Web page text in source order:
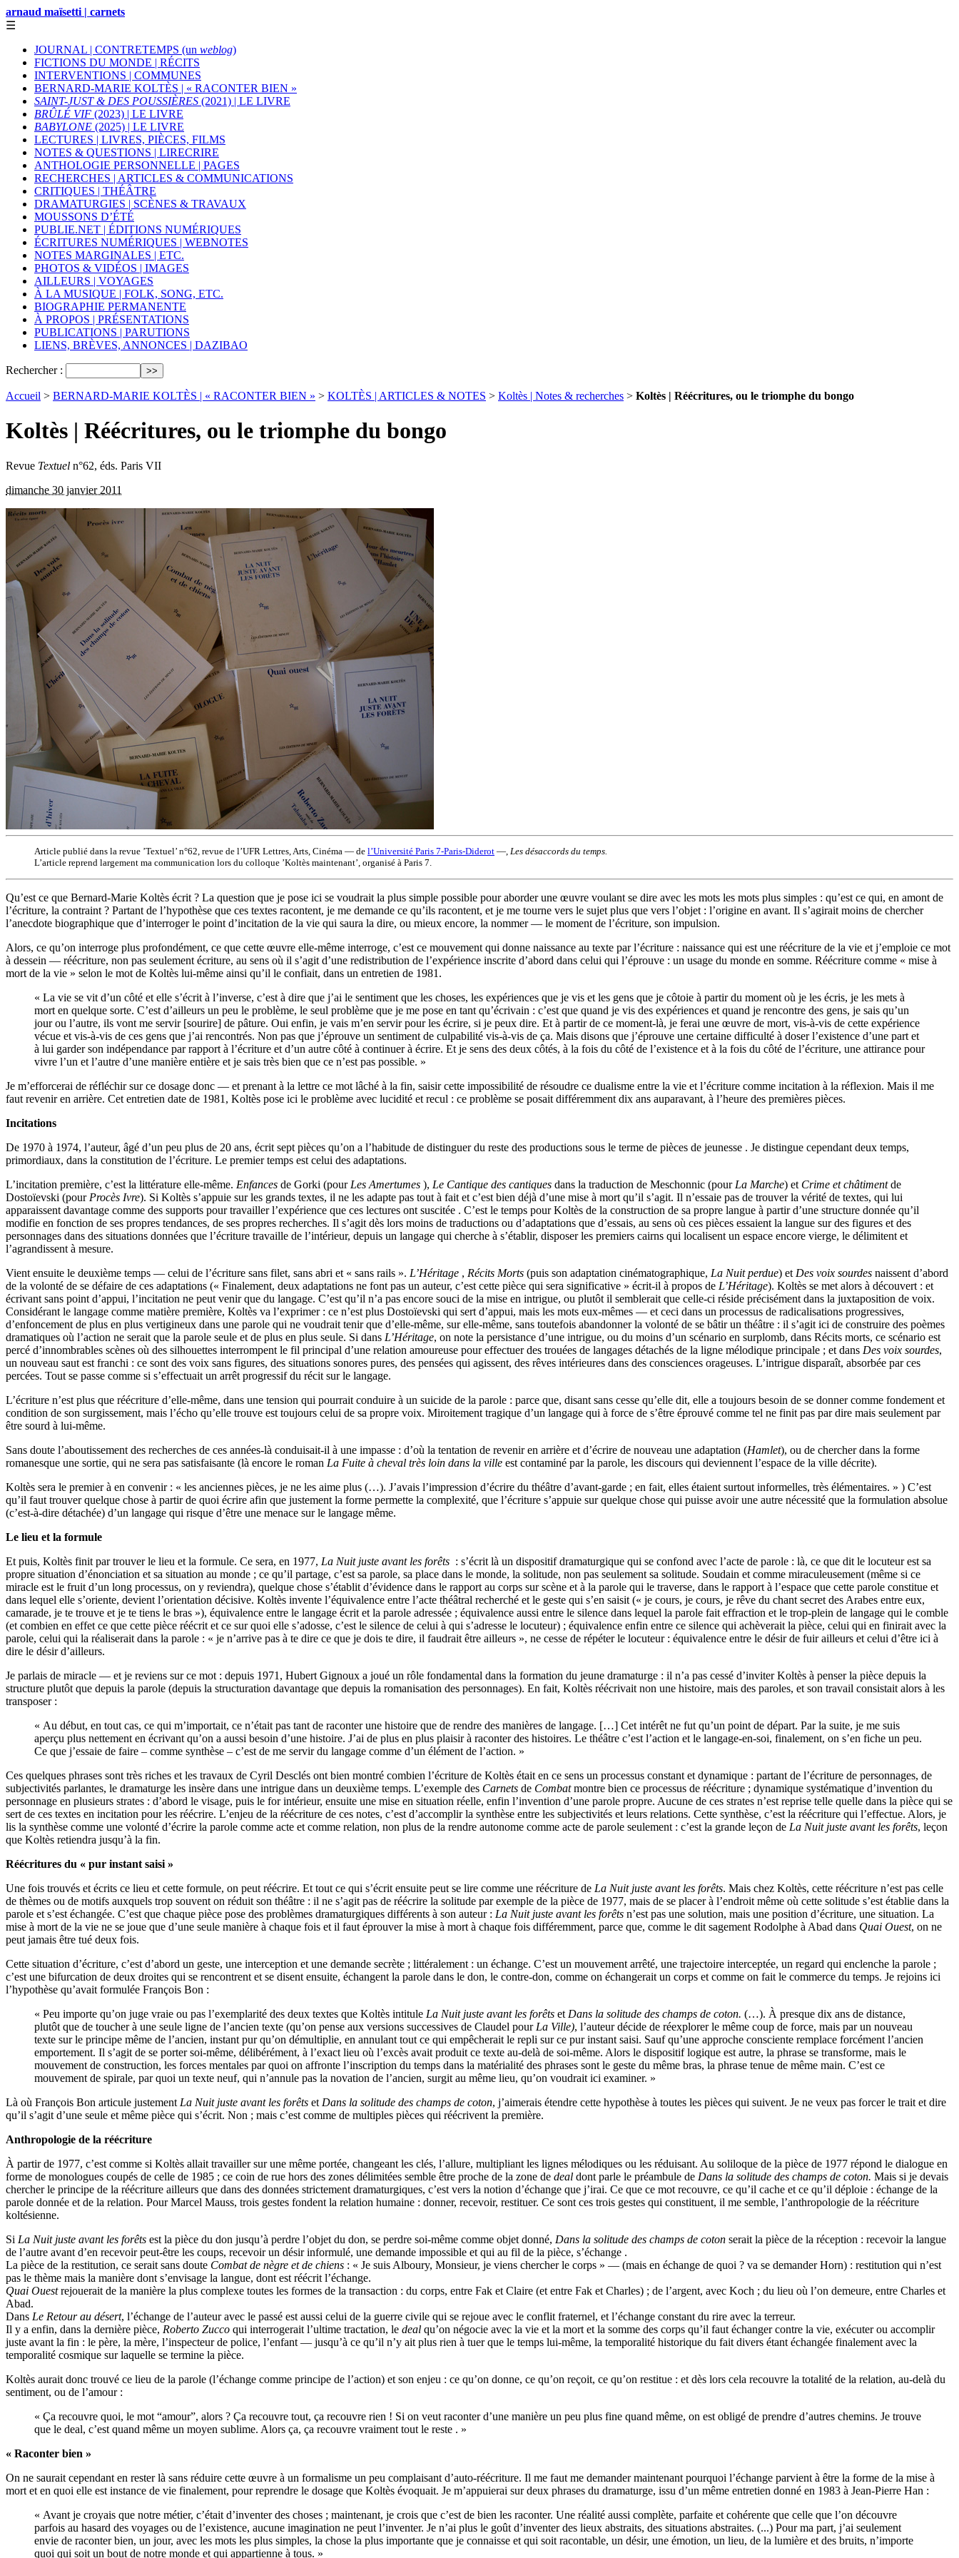
arnaud maïsetti | carnets
☰
JOURNAL | CONTRETEMPS (un weblog)
FICTIONS DU MONDE | RÉCITS
INTERVENTIONS | COMMUNES
BERNARD-MARIE KOLTÈS | « RACONTER BIEN »
SAINT-JUST & DES POUSSIÈRES (2021) | LE LIVRE
BRÛLÉ VIF (2023) | LE LIVRE
BABYLONE (2025) | LE LIVRE
LECTURES | LIVRES, PIÈCES, FILMS
NOTES & QUESTIONS | LIRECRIRE
ANTHOLOGIE PERSONNELLE | PAGES
RECHERCHES | ARTICLES & COMMUNICATIONS
CRITIQUES | THÉÂTRE
DRAMATURGIES | SCÈNES & TRAVAUX
MOUSSONS D’ÉTÉ
PUBLIE.NET | ÉDITIONS NUMÉRIQUES
ÉCRITURES NUMÉRIQUES | WEBNOTES
NOTES MARGINALES | ETC.
PHOTOS & VIDÉOS | IMAGES
AILLEURS | VOYAGES
À LA MUSIQUE | FOLK, SONG, ETC.
BIOGRAPHIE PERMANENTE
À PROPOS | PRÉSENTATIONS
PUBLICATIONS | PARUTIONS
LIENS, BRÈVES, ANNONCES | DAZIBAO
Rechercher :
Accueil > BERNARD-MARIE KOLTÈS | « RACONTER BIEN » > KOLTÈS | ARTICLES & NOTES > Koltès | Notes & recherches > Koltès | Réécritures, ou le triomphe du bongo
Koltès | Réécritures, ou le triomphe du bongo
Revue Textuel n°62, éds. Paris VII
dimanche 30 janvier 2011
Article publié dans la revue ’Textuel’ n°62, revue de l’UFR Lettres, Arts, Cinéma — de l’Université Paris 7-Paris-Diderot —, Les désaccords du temps.
L’article reprend largement ma communication lors du colloque ’Koltès maintenant’, organisé à Paris 7.
Qu’est ce que Bernard-Marie Koltès écrit ? La question que je pose ici se voudrait la plus simple possible pour aborder une œuvre voulant se dire avec les mots les mots plus simples : qu’est ce qui, en amont de
l’écriture, la contraint ? Partant de l’hypothèse que ces textes racontent, je me demande ce qu’ils racontent, et je me tourne vers le sujet plus que vers l’objet : l’origine en avant. Il s’agirait moins de chercher
l’anecdote biographique que d’interroger le point d’incitation de la vie qui saura la dire, ou mieux encore, la nommer — le moment de l’écriture, son impulsion.
Alors, ce qu’on interroge plus profondément, ce que cette œuvre elle-même interroge, c’est ce mouvement qui donne naissance au texte par l’écriture : naissance qui est une réécriture de la vie et j’emploie ce mot
à dessein — réécriture, non pas seulement écriture, au sens où il s’agit d’une redistribution de l’expérience inscrite d’abord dans celui qui l’éprouve : un usage du monde en somme. Réécriture comme « mise à
mort de la vie » selon le mot de Koltès lui-même ainsi qu’il le confiait, dans un entretien de 1981.
« La vie se vit d’un côté et elle s’écrit à l’inverse, c’est à dire que j’ai le sentiment que les choses, les expériences que je vis et les gens que je côtoie à partir du moment où je les écris, je les mets à
mort en quelque sorte. C’est d’ailleurs un peu le problème, le seul problème que je me pose en tant qu’écrivain : c’est que quand je vis des expériences et quand je rencontre des gens, je sais qu’un
jour ou l’autre, ils vont me servir [sourire] de pâture. Oui enfin, je vais m’en servir pour les écrire, si je peux dire. Et à partir de ce moment-là, je ferai une œuvre de mort, vis-à-vis de cette expérience
vécue et vis-à-vis de ces gens que j’ai rencontrés. Non pas que j’éprouve un sentiment de culpabilité vis-à-vis de ça. Mais disons que j’éprouve une certaine difficulté à doser l’existence d’une part et
à lui garder son indépendance par rapport à l’écriture et d’un autre côté à continuer à écrire. Et je sens des deux côtés, à la fois du côté de l’existence et à la fois du côté de l’écriture, une attirance pour
vivre l’un et l’autre d’une manière entière et je sais très bien que ce n’est pas possible. »
Je m’efforcerai de réfléchir sur ce dosage donc — et prenant à la lettre ce mot lâché à la fin, saisir cette impossibilité de résoudre ce dualisme entre la vie et l’écriture comme incitation à la réflexion. Mais il me
faut revenir en arrière. Cet entretien date de 1981, Koltès pose ici le problème avec lucidité et recul : ce problème se posait différemment dix ans auparavant, à l’heure des premières pièces.
Incitations
De 1970 à 1974, l’auteur, âgé d’un peu plus de 20 ans, écrit sept pièces qu’on a l’habitude de distinguer du reste des productions sous le terme de pièces de jeunesse . Je distingue cependant deux temps,
primordiaux, dans la constitution de l’écriture. Le premier temps est celui des adaptations.
L’incitation première, c’est la littérature elle-même. Enfances de Gorki (pour Les Amertumes ), Le Cantique des cantiques dans la traduction de Meschonnic (pour La Marche) et Crime et châtimentde
Dostoïevski (pour Procès Ivre). Si Koltès s’appuie sur les grands textes, il ne les adapte pas tout à fait et c’est bien déjà d’une mise à mort qu’il s’agit. Il n’essaie pas de trouver la vérité de textes, qui lui
apparaissent davantage comme des supports pour travailler l’expérience que ces lectures ont suscitée . C’est le temps pour Koltès de la construction de sa propre langue à partir d’une structure donnée qu’il
modifie en fonction de ses propres tendances, de ses propres recherches. Il s’agit dès lors moins de traductions ou d’adaptations que d’essais, au sens où ces pièces essaient la langue sur des figures et des
personnages dans des situations données que l’écriture travaille de l’intérieur, depuis un langage qui cherche à s’établir, disposer les premiers cairns qui localisent un espace encore vierge, le délimitent et
l’agrandissent à mesure.
Vient ensuite le deuxième temps — celui de l’écriture sans filet, sans abri et « sans rails ». L’Héritage , Récits Morts (puis son adaptation cinématographique, La Nuit perdue) et Des voix sourdes naissent d’abord
de la volonté de se défaire de ces adaptations (« Finalement, deux adaptations ne font pas un auteur, c’est cette pièce qui sera significative » écrit-il à propos de L’Héritage). Koltès se met alors à découvert : et
écrivant sans point d’appui, l’incitation ne peut venir que du langage. C’est qu’il n’a pas encore souci de la mise en intrigue, ou plutôt il semblerait que celle-ci réside précisément dans la juxtaposition de voix.
Considérant le langage comme matière première, Koltès va l’exprimer : ce n’est plus Dostoïevski qui sert d’appui, mais les mots eux-mêmes — et ceci dans un processus de radicalisations progressives,
d’enfoncement de plus en plus vertigineux dans une parole qui ne voudrait tenir que d’elle-même, sur elle-même, sans toutefois abandonner la volonté de se bâtir un théâtre : il s’agit ici de construire des poèmes
dramatiques où l’action ne serait que la parole seule et de plus en plus seule. Si dans L’Héritage, on note la persistance d’une intrigue, ou du moins d’un scénario en surplomb, dans Récits morts, ce scénario est
percé d’innombrables scènes où des silhouettes interrompent le fil principal d’une relation amoureuse pour effectuer des trouées de langages détachés de la ligne mélodique principale ; et dans Des voix sourdes,
un nouveau saut est franchi : ce sont des voix sans figures, des situations sonores pures, des pensées qui agissent, des rêves intérieures dans des consciences orageuses. L’intrigue disparaît, absorbée par ces
percées. Tout se passe comme si s’effectuait un arrêt progressif du récit sur le langage.
L’écriture n’est plus que réécriture d’elle-même, dans une tension qui pourrait conduire à un suicide de la parole : parce que, disant sans cesse qu’elle dit, elle a toujours besoin de se donner comme fondement et
condition de son surgissement, mais l’écho qu’elle trouve est toujours celui de sa propre voix. Miroitement tragique d’un langage qui à force de s’être éprouvé comme tel ne finit pas par dire mais seulement par
être sourd à lui-même.
Sans doute l’aboutissement des recherches de ces années-là conduisait-il à une impasse : d’où la tentation de revenir en arrière et d’écrire de nouveau une adaptation (Hamlet), ou de chercher dans la forme
romanesque une sortie, qui ne sera pas satisfaisante (là encore le roman La Fuite à cheval très loin dans la ville est contaminé par la parole, les discours qui deviennent l’espace de la ville décrite).
Koltès sera le premier à en convenir : « les anciennes pièces, je ne les aime plus (…). J’avais l’impression d’écrire du théâtre d’avant-garde ; en fait, elles étaient surtout informelles, très élémentaires. » ) C’est
qu’il faut trouver quelque chose à partir de quoi écrire afin que justement la forme permette la complexité, que l’écriture s’appuie sur quelque chose qui puisse avoir une autre nécessité que la formulation absolue
(c’est-à-dire détachée) d’un langage qui risque d’être une menace sur le langage même.
Le lieu et la formule
Et puis, Koltès finit par trouver le lieu et la formule. Ce sera, en 1977, La Nuit juste avant les forêts : s’écrit là un dispositif dramaturgique qui se confond avec l’acte de parole : là, ce que dit le locuteur est sa
propre situation d’énonciation et sa situation au monde ; ce qu’il partage, c’est sa parole, sa place dans le monde, la solitude, non pas seulement sa solitude. Soudain et comme miraculeusement (même si ce
miracle est le fruit d’un long processus, on y reviendra), quelque chose s’établit d’évidence dans le rapport au corps sur scène et à la parole qui le traverse, dans le rapport à l’espace que cette parole constitue et
dans lequel elle s’oriente, devient l’orientation décisive. Koltès invente l’équivalence entre l’acte théâtral recherché et le geste qui s’en saisit (« je cours, je cours, je rêve du chant secret des Arabes entre eux,
camarade, je te trouve et je te tiens le bras »), équivalence entre le langage écrit et la parole adressée ; équivalence aussi entre le silence dans lequel la parole fait effraction et le trop-plein de langage qui le comble
(et combien en effet ce que cette pièce réécrit et ce sur quoi elle s’adosse, c’est le silence de celui à qui s’adresse le locuteur) ; équivalence enfin entre ce silence qui achèverait la pièce, celui qui en finirait avec la
parole, celui qui la réaliserait dans la parole : « je n’arrive pas à te dire ce que je dois te dire, il faudrait être ailleurs », ne cesse de répéter le locuteur : équivalence entre le désir de fuir ailleurs et celui d’être ici à
dire le désir d’ailleurs.
Je parlais de miracle — et je reviens sur ce mot : depuis 1971, Hubert Gignoux a joué un rôle fondamental dans la formation du jeune dramaturge : il n’a pas cessé d’inviter Koltès à penser la pièce depuis la
structure plutôt que depuis la parole (depuis la structuration davantage que depuis la romanisation des personnages). En fait, Koltès réécrivait non une histoire, mais des paroles, et son travail consistait alors à les
transposer :
« Au début, en tout cas, ce qui m’importait, ce n’était pas tant de raconter une histoire que de rendre des manières de langage. […] Cet intérêt ne fut qu’un point de départ. Par la suite, je me suis
aperçu plus nettement en écrivant qu’on a aussi besoin d’une histoire. J’ai de plus en plus plaisir à raconter des histoires. Le théâtre c’est l’action et le langage-en-soi, finalement, on s’en fiche un peu.
Ce que j’essaie de faire – comme synthèse – c’est de me servir du langage comme d’un élément de l’action. »
Ces quelques phrases sont très riches et les travaux de Cyril Desclés ont bien montré combien l’écriture de Koltès était en ce sens un processus constant et dynamique : partant de l’écriture de personnages, de
subjectivités parlantes, le dramaturge les insère dans une intrigue dans un deuxième temps. L’exemple des Carnets de Combatmontre bien ce processus de réécriture ; dynamique systématique d’invention du
personnage en plusieurs strates : d’abord le visage, puis le for intérieur, ensuite une mise en situation réelle, enfin l’invention d’une parole propre. Aucune de ces strates n’est reprise telle quelle dans la pièce qui se
sert de ces textes en incitation pour les réécrire. L’enjeu de la réécriture de ces notes, c’est d’accomplir la synthèse entre les subjectivités et leurs relations. Cette synthèse, c’est la réécriture qui l’effectue. Alors, je
lis la synthèse comme une volonté d’écrire la parole comme acte et comme relation, non plus de la rendre autonome comme acte de parole seulement : c’est la grande leçon de La Nuit juste avant les forêts, leçon
que Koltès retiendra jusqu’à la fin.
Réécritures du « pur instant saisi »
Une fois trouvés et écrits ce lieu et cette formule, on peut réécrire. Et tout ce qui s’écrit ensuite peut se lire comme une réécriture de La Nuit juste avant les forêts. Mais chez Koltès, cette réécriture n’est pas celle
de thèmes ou de motifs auxquels trop souvent on réduit son théâtre : il ne s’agit pas de réécrire la solitude par exemple de la pièce de 1977, mais de se placer à l’endroit même où cette solitude s’est établie dans la
parole et s’est échangée. C’est que chaque pièce pose des problèmes dramaturgiques différents à son auteur : La Nuit juste avant les forêts n’est pas une solution, mais une position d’écriture, une situation. La
mise à mort de la vie ne se joue que d’une seule manière à chaque fois et il faut éprouver la mise à mort à chaque fois différemment, parce que, comme le dit sagement Rodolphe à Abad dans Quai Ouest, on ne
peut jamais être tué deux fois.
Cette situation d’écriture, c’est d’abord un geste, une interception et une demande secrète ; littéralement : un échange. C’est un mouvement arrêté, une trajectoire interceptée, un regard qui enclenche la parole ;
c’est une bifurcation de deux droites qui se rencontrent et se disent ensuite, échangent la parole dans le don, le contre-don, comme on échangerait un corps et comme on fait le commerce du temps. Je rejoins ici
l’hypothèse qu’avait formulée François Bon :
« Peu importe qu’on juge vraie ou pas l’exemplarité des deux textes que Koltès intitule La Nuit juste avant les forêts et Dans la solitude des champs de coton. (…). À presque dix ans de distance,
plutôt que de toucher à une seule ligne de l’ancien texte (qu’on pense aux versions successives de Claudel pour La Ville), l’auteur décide de réexplorer le même coup de force, mais par un nouveau
texte sur le principe même de l’ancien, instant pur qu’on démultiplie, en annulant tout ce qui empêcherait le repli sur ce pur instant saisi. Sauf qu’une approche consciente remplace forcément l’ancien
emportement. Il s’agit de se porter soi-même, délibérément, à l’exact lieu où l’excès avait produit ce texte au-delà de soi-même. Alors le dispositif logique est autre, la phrase se transforme, mais le
mouvement de construction, les forces mentales par quoi on affronte l’inscription du temps dans la matérialité des phrases sont le geste du même bras, la phrase tenue de même main. C’est ce
mouvement de spirale, par quoi un texte neuf, qui n’annule pas la novation de l’ancien, surgit au même lieu, qu’on voudrait ici examiner. »
Là où François Bon articule justement La Nuit juste avant les forêts et Dans la solitude des champs de coton, j’aimerais étendre cette hypothèse à toutes les pièces qui suivent. Je ne veux pas forcer le trait et dire
qu’il s’agit d’une seule et même pièce qui s’écrit. Non ; mais c’est comme de multiples pièces qui réécrivent la première.
Anthropologie de la réécriture
À partir de 1977, c’est comme si Koltès allait travailler sur une même portée, changeant les clés, l’allure, multipliant les lignes mélodiques ou les réduisant. Au soliloque de la pièce de 1977 répond le dialogue en
forme de monologues coupés de celle de 1985 ; ce coin de rue hors des zones délimitées semble être proche de la zone de deal dont parle le préambule de Dans la solitude des champs de coton. Mais si je devais
chercher le principe de la réécriture ailleurs que dans des données strictement dramaturgiques, c’est vers la notion d’échange que j’irai. Ce que ce mot recouvre, ce qu’il cache et ce qu’il déploie : échange de la
parole donnée et de la relation. Pour Marcel Mauss, trois gestes fondent la relation humaine : donner, recevoir, restituer. Ce sont ces trois gestes qui constituent, il me semble, l’anthropologie de la réécriture
koltésienne.
Si La Nuit juste avant les forêts est la pièce du don jusqu’à perdre l’objet du don, se perdre soi-même comme objet donné, Dans la solitude des champs de coton serait la pièce de la réception : recevoir la langue
de l’autre avant d’en recevoir peut-être les coups, recevoir un désir informulé, une demande impossible et qui au fil de la pièce, s’échange .
La pièce de la restitution, ce serait sans doute Combat de nègre et de chiens : « Je suis Alboury, Monsieur, je viens chercher le corps » — (mais en échange de quoi ? va se demander Horn) : restitution qui n’est
pas le thème mais la manière dont s’envisage la langue, dont est réécrit l’échange.
Quai Ouestrejouerait de la manière la plus complexe toutes les formes de la transaction : du corps, entre Fak et Claire (et entre Fak et Charles) ; de l’argent, avec Koch ; du lieu où l’on demeure, entre Charles et
Abad.
Dans Le Retour au désert, l’échange de l’auteur avec le passé est aussi celui de la guerre civile qui se rejoue avec le conflit fraternel, et l’échange constant du rire avec la terreur.
Il y a enfin, dans la dernière pièce, Roberto Zucco qui interrogerait l’ultime tractation, le deal qu’on négocie avec la vie et la mort et la somme des corps qu’il faut échanger contre la vie, exécuter ou accomplir
juste avant la fin : le père, la mère, l’inspecteur de police, l’enfant — jusqu’à ce qu’il n’y ait plus rien à tuer que le temps lui-même, la temporalité historique du fait divers étant échangée finalement avec la
temporalité cosmique sur laquelle se termine la pièce.
Koltès aurait donc trouvé ce lieu de la parole (l’échange comme principe de l’action) et son enjeu : ce qu’on donne, ce qu’on reçoit, ce qu’on restitue : et dès lors cela recouvre la totalité de la relation, au-delà du
sentiment, ou de l’amour :
« Ça recouvre quoi, le mot “amour”, alors ? Ça recouvre tout, ça recouvre rien ! Si on veut raconter d’une manière un peu plus fine quand même, on est obligé de prendre d’autres chemins. Je trouve
que le deal, c’est quand même un moyen sublime. Alors ça, ça recouvre vraiment tout le reste . »
« Raconter bien »
On ne saurait cependant en rester là sans réduire cette œuvre à un formalisme un peu complaisant d’auto-réécriture. Il me faut me demander maintenant pourquoi l’échange parvient à être la forme de la mise à
mort et en quoi elle est instance de vie finalement, pour reprendre le dosage que Koltès évoquait. Je m’appuierai sur deux phrases du dramaturge, issu d’un même entretien donné en 1983 à Jean-Pierre Han :
« Avant je croyais que notre métier, c’était d’inventer des choses ; maintenant, je crois que c’est de bien les raconter. Une réalité aussi complète, parfaite et cohérente que celle que l’on découvre
parfois au hasard des voyages ou de l’existence, aucune imagination ne peut l’inventer. Je n’ai plus le goût d’inventer des lieux abstraits, des situations abstraites. (...) Pour ma part, j’ai seulement
envie de raconter bien, un jour, avec les mots les plus simples, la chose la plus importante que je connaisse et qui soit racontable, un désir, une émotion, un lieu, de la lumière et des bruits, n’importe
quoi qui soit un bout de notre monde et qui appartienne à tous. »